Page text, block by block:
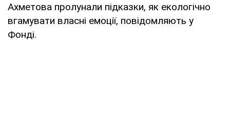
Ахметова пролунали підказки, як екологічно
вгамувати власні емоції, повідомляють у
Фонді.